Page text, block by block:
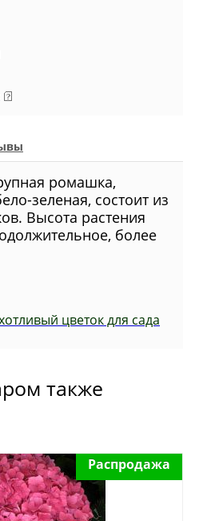
ромашка,
зеленая, состоит из
Высота растения
более
цветок для сада
также
Распродажа